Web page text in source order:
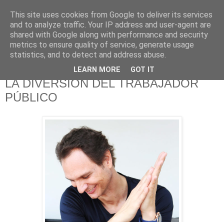
625 RANAS
LA TELEVISIÓN DESDE EL PUNTO DE VISTA BATRACIO
LA DIVERSIÓN DEL TRABAJADOR
PÚBLICO
This site uses cookies from Google to deliver its services
and to analyze traffic. Your IP address and user-agent are
shared with Google along with performance and security
metrics to ensure quality of service, generate usage
statistics, and to detect and address abuse.
LEARN MORE GOT IT